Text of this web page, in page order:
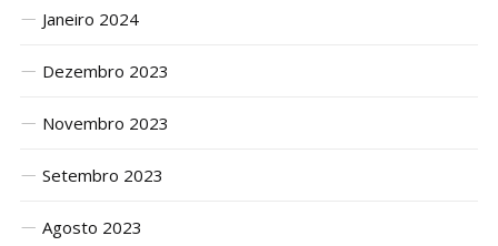
Janeiro 2024
Dezembro 2023
Novembro 2023
Setembro 2023
Agosto 2023